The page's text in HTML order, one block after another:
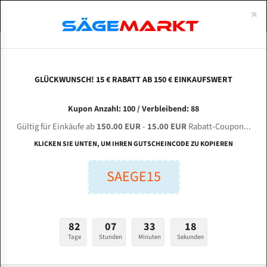
WEIYE Zhejiang Sawing Machine GZ 4230 für
4115 mm Bi-Metall Bandsägeblätter
Länge (mm):
Stärken + Zahnteilung:
mm
ABOUTS
ENGLISH
Bi-Metall Meterware
Fleischerei Bandsägeblätter
Bandmesser Glatt Meterware
Konvex Meterware
×
GLÜCKWUNSCH! 15 € RABATT AB 150 € EINKAUFSWERT
Kupon Anzahl: 100 / Verbleibend: 88
Gültig für Einkäufe ab150.00 EUR- 15.00 EURRabatt-Coupon...
KLICKEN SIE UNTEN, UM IHREN GUTSCHEINCODE ZU KOPIEREN
SAEGE15
82
Tage
07
Stunden
33
Minuten
17
Sekunden